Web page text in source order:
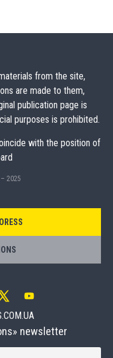
from the site,
are made to them,
publication page is
purposes is prohibited.
with the position of
– 2025
newsletter